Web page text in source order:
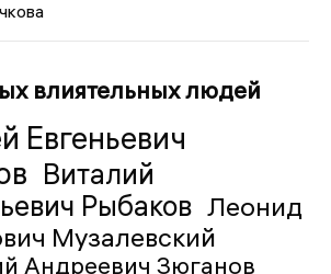
влиятельных людей
Евгеньевич
Виталий
Рыбаков Леонид
Музалевский
Андреевич Зюганов